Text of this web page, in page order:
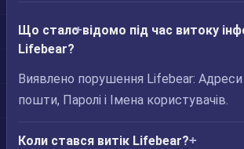
Що стало відомо під час витоку
Lifebear?
Виявлено порушення Lifebear: Адреси
пошти, Паролі і Імена користувачів.
Коли стався витік Lifebear?